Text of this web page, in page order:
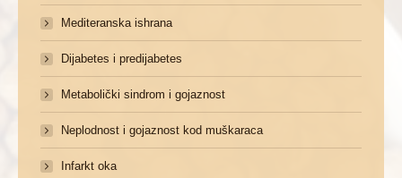
Mediteranska ishrana
Dijabetes i predijabetes
Metabolički sindrom i gojaznost
Neplodnost i gojaznost kod muškaraca
Infarkt oka